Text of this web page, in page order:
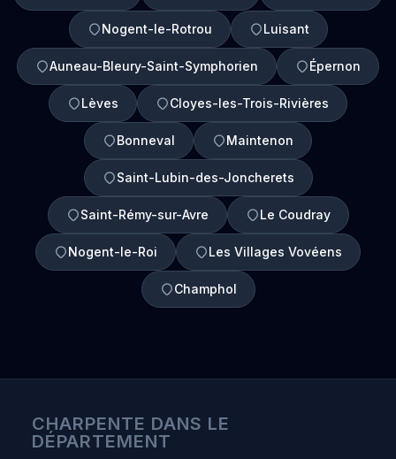
Nogent-le-Rotrou Luisant
Auneau-Bleury-Saint-Symphorien Épernon
Lèves Cloyes-les-Trois-Rivières
Bonneval Maintenon
Saint-Lubin-des-Joncherets
Saint-Rémy-sur-Avre Le Coudray
Nogent-le-Roi Les Villages Vovéens
Champhol
CHARPENTE DANS LE
DÉPARTEMENT